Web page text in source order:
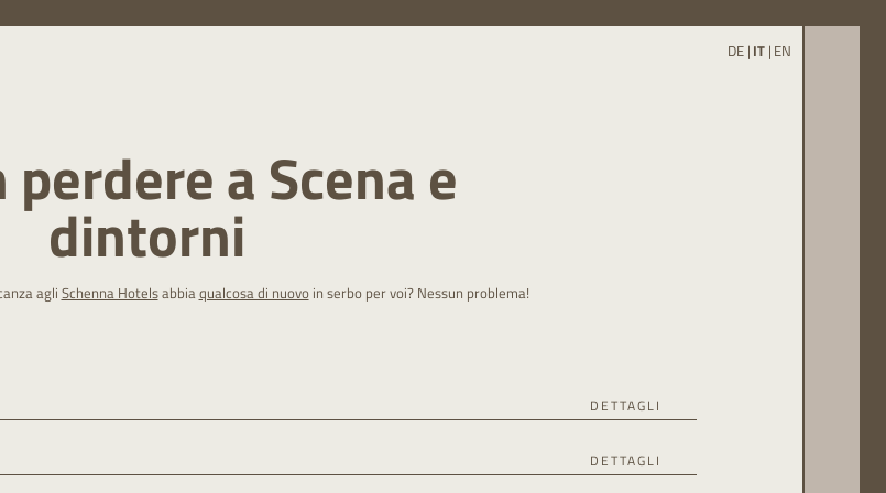
DE | IT | EN
perdere a Scena e
dintorni
agliSchenna Hotelsabbiaqualcosa di nuovoin serbo per voi? Nessun problema!
DETTAGLI
in tutte le stagioni.
DETTAGLI